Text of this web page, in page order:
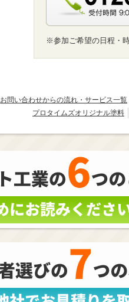
※参加ご希望の日程・
お問い合わせからの流れ・サービス一覧
プロタイムズオリジナル塗料